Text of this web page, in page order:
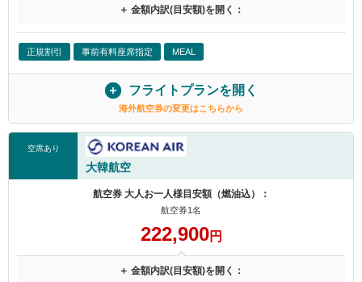
＋ 金額内訳(目安額)を開く：
正規割引 事前有料座席指定 MEAL
フライトプランを開く
海外航空券の変更はこちらから
空席あり
大韓航空
航空券 大人お一人様目安額（燃油込）：
航空券1名
222,900円
＋ 金額内訳(目安額)を開く：